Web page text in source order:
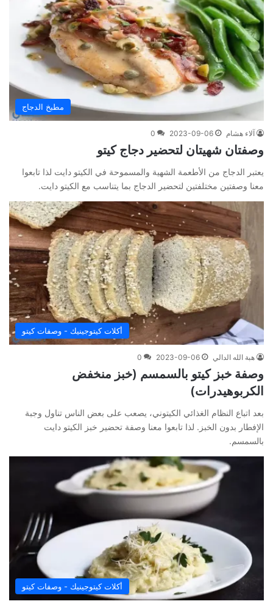
مطبخ الدجاج
آلاء هشام 2023-09-06
0
وصفتان شهيتان لتحضير دجاج كيتو
يعتبر الدجاج من الأطعمة الشهية والمسموحة في الكيتو دايت لذا تابعوا
معنا وصفتين مختلفتين لتحضير الدجاج بما يتناسب مع الكيتو دايت.
أكلات كيتوجينيك - وصفات كيتو
هبة الله الدالي 2023-09-06
0
وصفة خبز كيتو بالسمسم (خبز منخفض
الكربوهيدرات)
بعد اتباع النظام الغذائي الكيتوني، يصعب على بعض الناس تناول وجبة
الإفطار بدون الخبز. لذا تابعوا معنا وصفة تحضير خبز الكيتو دايت
بالسمسم.
أكلات كيتوجينيك - وصفات كيتو